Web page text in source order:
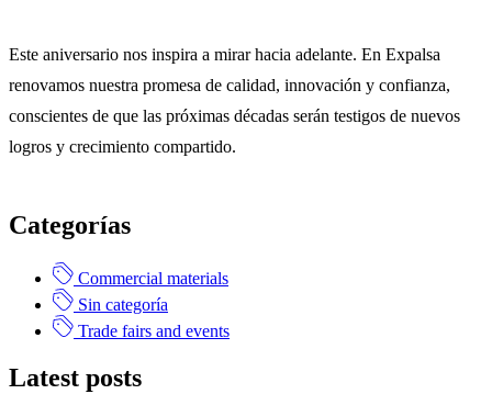
Este aniversario nos inspira a mirar hacia adelante. En Expalsa
renovamos nuestra promesa de calidad, innovación y confianza,
conscientes de que las próximas décadas serán testigos de nuevos
logros y crecimiento compartido.
Categorías
Commercial materials
Sin categoría
Trade fairs and events
Latest posts